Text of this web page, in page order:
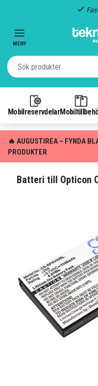
MENY
Mobilreservdelar
🔥 AUGUSTIREA – FYNDA
PRODUKTER
Batteri till Opticon